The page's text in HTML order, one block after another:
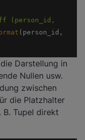
(person_id,
(person_id,
Darstellung in
Nullen usw.
zwischen
die Platzhalter
Tupel direkt